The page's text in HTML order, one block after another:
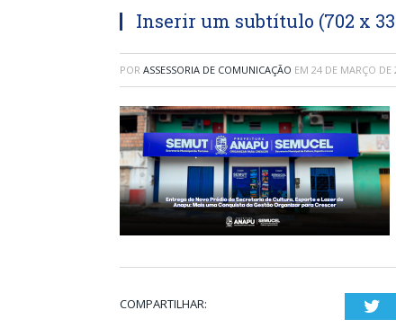
Inserir um subtítulo (702 x
POR ASSESSORIA DE COMUNICAÇÃO EM 24 DE MARÇO DE
COMPARTILHAR: